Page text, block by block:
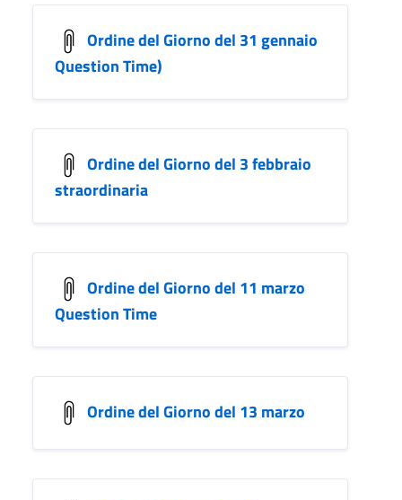
Ordine del Giorno del 31 gennaio
Question Time)
Ordine del Giorno del 3 febbraio
straordinaria
Ordine del Giorno del 11 marzo
Question Time
Ordine del Giorno del 13 marzo